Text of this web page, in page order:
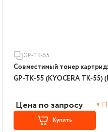
GP-TK-55
Совместимый тонер
GP-TK-55 (KYOCERA TK-55)
Цена по запросу
Купить